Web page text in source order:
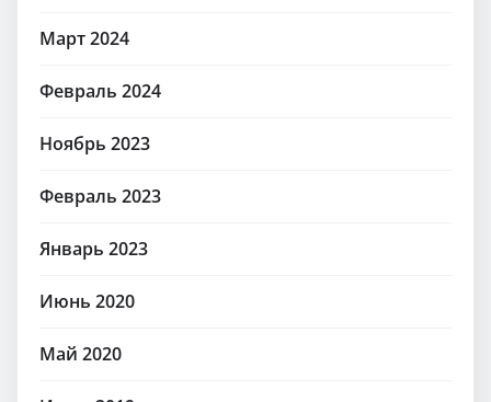
Март 2024
Февраль 2024
Ноябрь 2023
Февраль 2023
Январь 2023
Июнь 2020
Май 2020